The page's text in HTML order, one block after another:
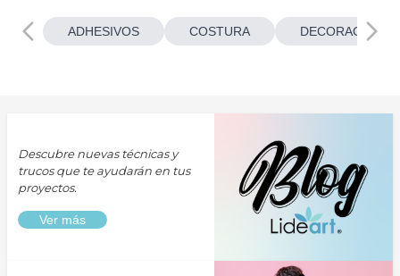
ADHESIVOS COSTURA
Descubre nuevas técnicas y
trucos que te ayudarán en tus
proyectos.
Ver más